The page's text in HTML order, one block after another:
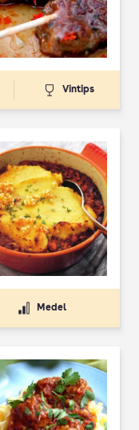
Vintips
Medel